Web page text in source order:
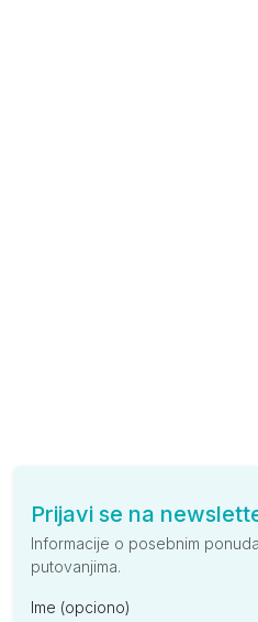
Prijavi se na
Informacije o posebnim
putovanjima.
Ime (opciono)